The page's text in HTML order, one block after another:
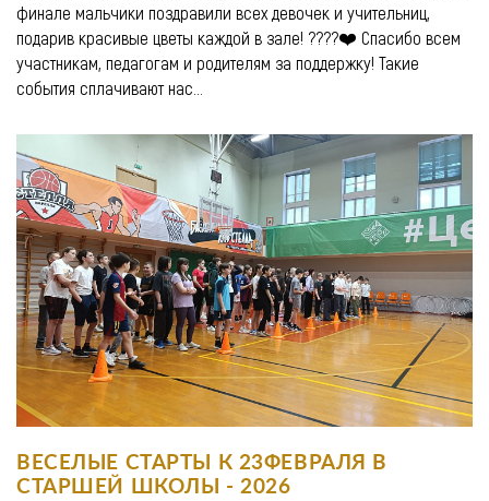
финале мальчики поздравили всех девочек и учительниц,
подарив красивые цветы каждой в зале! ????❤️ Спасибо всем
участникам, педагогам и родителям за поддержку! Такие
события сплачивают нас...
ВЕСЕЛЫЕ СТАРТЫ К 23ФЕВРАЛЯ В
СТАРШЕЙ ШКОЛЫ - 2026